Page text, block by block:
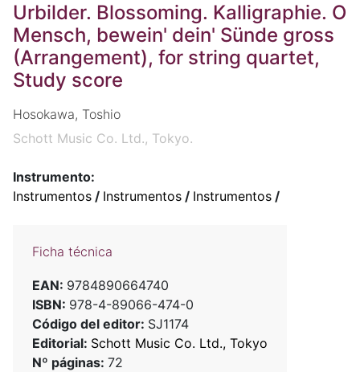
Urbilder. Blossoming. Kalligraphie. O
Mensch, bewein' dein' Sünde gross
(Arrangement), for string quartet,
Study score
Hosokawa, Toshio
Schott Music Co. Ltd., Tokyo.
Instrumento:
Instrumentos / Instrumentos / Instrumentos /
Ficha técnica
EAN: 9784890664740
ISBN: 978-4-89066-474-0
Código del editor: SJ1174
Editorial: Schott Music Co. Ltd., Tokyo
Nº páginas: 72